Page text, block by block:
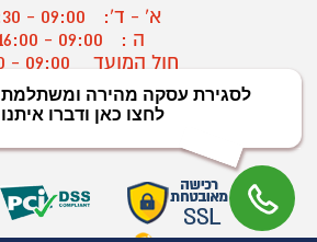
א' - ד':
09:00 - 16:30
ה :
09:00 - 16:00
חול המועד
יצירת קשר/ביטול הזמנה